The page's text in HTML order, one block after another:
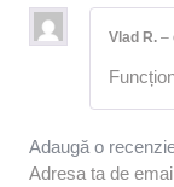
Vlad R. –
Adaugă o
Adresa ta de